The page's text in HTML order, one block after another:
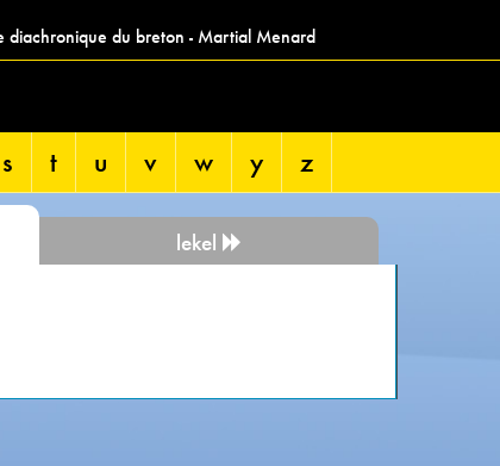
diachronique du breton - Martial Menard
s t u v w y z
lekel